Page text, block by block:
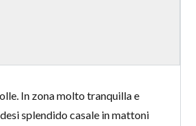
In zona molto tranquilla e
splendido casale in mattoni